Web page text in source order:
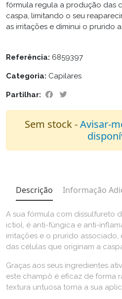
fórmula regula a produção das
caspa, limitando o seu
as irritações e diminui o prurido
Referência: 6859397
Categoria: Capilares
Partilhar:
Sem stock -Avisar-
Descrição Informação
A sua fórmula com dissulfureto
ictiol, é anti-fúngica e anti-
irritações e o prurido
das células que originam a
Graças aos seus ingredientes
este champô é eficaz de forma
textura untuosa torna a sua